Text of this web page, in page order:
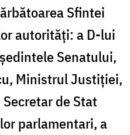
Sfintei
autorități: a D-lui
Senatului,
Ministrul Justiției,
de Stat
parlamentari, a